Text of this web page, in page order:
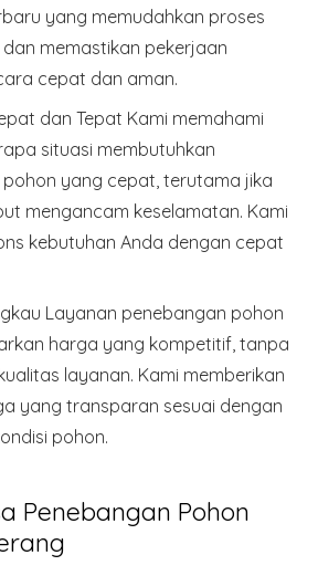
yang memudahkan proses
memastikan pekerjaan
cepat dan aman.
dan Tepat Kami memahami
situasi membutuhkan
yang cepat, terutama jika
mengancam keselamatan. Kami
kebutuhan Anda dengan cepat
Layanan penebangan pohon
harga yang kompetitif, tanpa
layanan. Kami memberikan
yang transparan sesuai dengan
pohon.
Penebangan Pohon